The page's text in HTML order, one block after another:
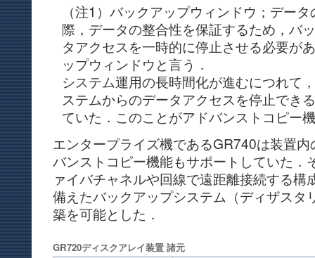
（注1）バックアップウィンドウ；デー
際，データの整合性を保証するため，バ
タアクセスを一時的に停止させる必要が
ップウィンドウと言う．
システム運用の長時間化が進むにつれて
ステムからのデータアクセスを停止でき
ていた．このことがアドバンストコピー
エンタープライズ機であるGR740は装置
バンストコピー機能もサポートしていた．
ァイバチャネルや回線で遠距離接続する構
備えたバックアップシステム（ディザスタ
築を可能とした．
GR720ディスクアレイ装置 諸元